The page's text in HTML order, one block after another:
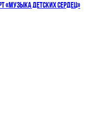
«МУЗЫКА ДЕТСКИХ СЕРДЕЦ»